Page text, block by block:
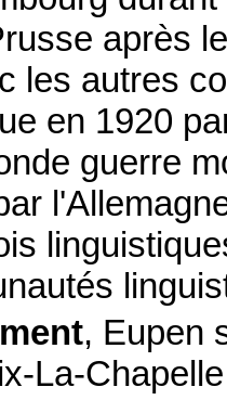
après
les autres
en 1920
guerre
, Eupen
La-